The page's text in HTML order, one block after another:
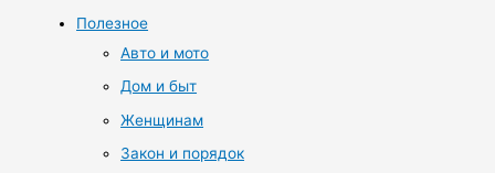
Полезное
Авто и мото
Дом и быт
Женщинам
Закон и порядок